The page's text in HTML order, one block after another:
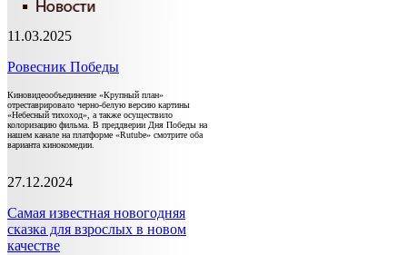
11.03.2025
Ровесник Победы
Киновидеообъединение «Крупный план»
отреставрировало черно-белую версию картины
«Небесный тихоход», а также осуществило
колоризацию фильма. В преддверии Дня Победы на
нашем канале на платформе «Rutube» смотрите оба
варианта кинокомедии.
27.12.2024
Самая известная новогодняя
сказка для взрослых в новом
качестве